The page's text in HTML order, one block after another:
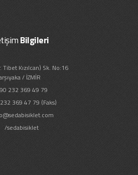
Bilgileri
Tibet Kızılcan) Sk. No:16
/ İZMİR
232 369 49 79
369 47 79 (Faks)
/sedabisiklet